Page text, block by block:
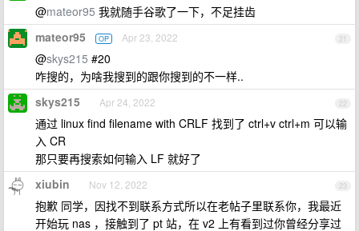
@mateor95 我就随手谷歌了一下，不足挂齿
21
mateor95 OP Apr 23, 2022
@skys215 #20
咋搜的，为啥我搜到的跟你搜到的不一样..
22
skys215 Apr 24, 2022
通过 linux find filename with CRLF 找到了 ctrl+v ctrl+m 可以输
入 CR
那只要再搜索如何输入 LF 就好了
23
xiubin Nov 12, 2022
抱歉 同学，因找不到联系方式所以在老帖子里联系你，我最近
开始玩 nas ，接触到了 pt 站，在 v2 上有看到过你曾经分享过